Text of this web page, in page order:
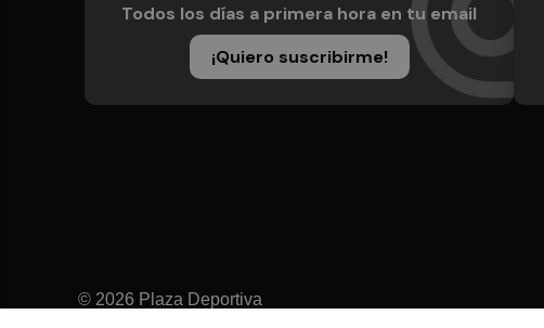
Todos los días a primera hora en tu email
¡Quiero suscribirme!
© 2026 Plaza Deportiva